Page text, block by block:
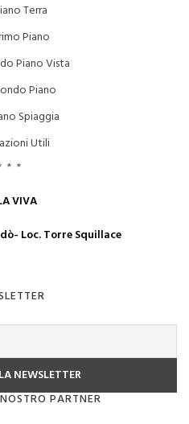
Terra
Piano
Piano Vista
Piano
Spiaggia
Utili
* *
VIVA
Loc. Torre Squillace
PARTNER